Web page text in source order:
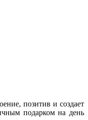
позитив и создает
подарком на день